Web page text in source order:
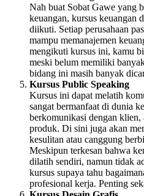
Nah buat Sobat Gawe yang
keuangan, kursus keuangan
diikuti. Setiap perusahaan
mampu memanajemen
mengikuti kursus ini, kamu
meski belum memiliki
bidang ini masih banyak
Kursus Public Speaking
Kursus ini dapat melatih
sangat bermanfaat di dunia
berkomunikasi dengan klien,
produk. Di sini juga akan
kesulitan atau canggung
Meskipun terkesan bahwa
dilatih sendiri, namun tidak
kursus supaya tahu
profesional kerja. Penting